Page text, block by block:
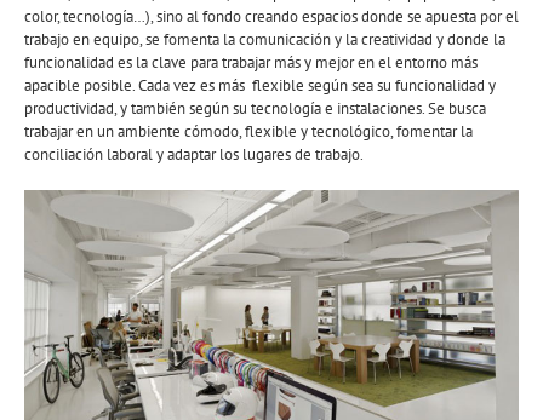
color, tecnología…), sino al fondo creando espacios donde se apuesta por el
trabajo en equipo, se fomenta la comunicación y la creatividad y donde la
funcionalidad es la clave para trabajar más y mejor en el entorno más
apacible posible. Cada vez es más flexible según sea su funcionalidad y
productividad, y también según su tecnología e instalaciones. Se busca
trabajar en un ambiente cómodo, flexible y tecnológico, fomentar la
conciliación laboral y adaptar los lugares de trabajo.